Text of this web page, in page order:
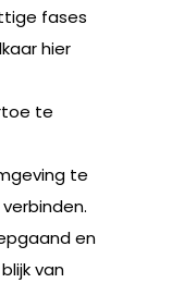
fases
hier
te
te
en
van